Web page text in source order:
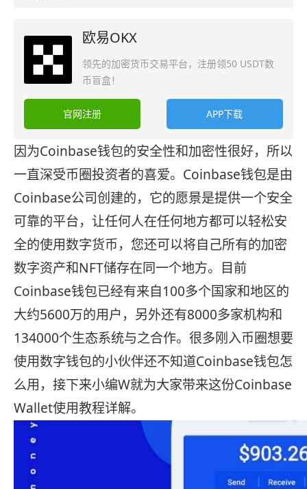
欧易OKX
领先的加密货币交易平台，注册领50 USDT数
币盲盒！
官网注册 APP下载
因为Coinbase钱包的安全性和加密性很好，所以
一直深受币圈投资者的喜爱。Coinbase钱包是由
Coinbase公司创建的，它的愿景是提供一个安全
可靠的平台，让任何人在任何地方都可以轻松安
全的使用数字货币，您还可以将自己所有的加密
数字资产和NFT储存在同一个地方。目前
Coinbase钱包已经有来自100多个国家和地区的
大约5600万的用户，另外还有8000多家机构和
134000个生态系统与之合作。很多刚入币圈想要
使用数字钱包的小伙伴还不知道Coinbase钱包怎
么用，接下来小编W就为大家带来这份Coinbase
Wallet使用教程详解。